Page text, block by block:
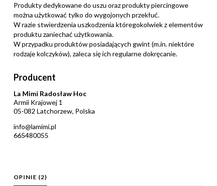
Produkty dedykowane do uszu oraz produkty piercingowe
można użytkować tylko do wygojonych przekłuć.
W razie stwierdzenia uszkodzenia któregokolwiek z elementów
produktu zaniechać użytkowania.
W przypadku produktów posiadających gwint (m.in. niektóre
rodzaje kolczyków), zaleca się ich regularne dokręcanie.
Producent
La Mimi Radosław Hoc
Armii Krajowej 1
05-082 Latchorzew, Polska
info@lamimi.pl
665480055
OPINIE (2)